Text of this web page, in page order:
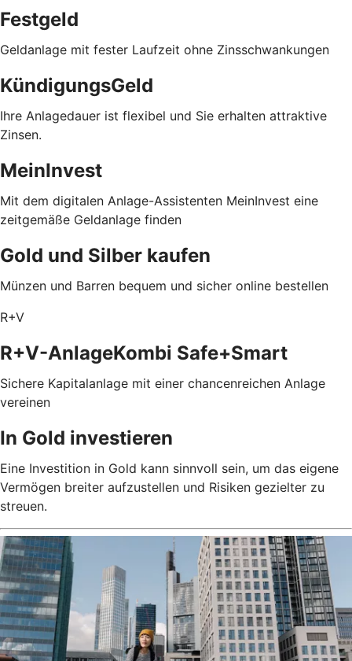
Festgeld
Geldanlage mit fester Laufzeit ohne Zinsschwankungen
KündigungsGeld
Ihre Anlagedauer ist flexibel und Sie erhalten attraktive
Zinsen.
MeinInvest
Mit dem digitalen Anlage-Assistenten MeinInvest eine
zeitgemäße Geldanlage finden
Gold und Silber kaufen
Münzen und Barren bequem und sicher online bestellen
R+V
R+V-AnlageKombi Safe+Smart
Sichere Kapitalanlage mit einer chancenreichen Anlage
vereinen
In Gold investieren
Eine Investition in Gold kann sinnvoll sein, um das eigene
Vermögen breiter aufzustellen und Risiken gezielter zu
streuen.